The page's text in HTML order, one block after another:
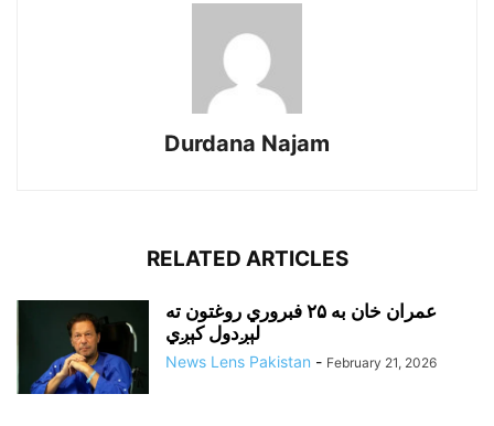
Durdana Najam
RELATED ARTICLES
عمران خان به ۲۵ فبروري روغتون ته
لېږدول کېږي
News Lens Pakistan - February 21, 2026